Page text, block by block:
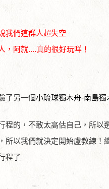
我們這群人超失空
阿就....真的很好玩咩！
了另一個小琉球獨木舟-南島獨
程的，不敢太高估自己，所以
所以我們就決定開始盧教練！
程了